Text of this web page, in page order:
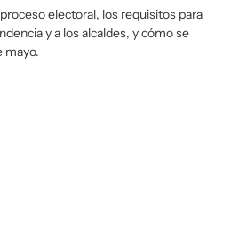
electoral, los requisitos para
y a los alcaldes, y cómo se
mayo.